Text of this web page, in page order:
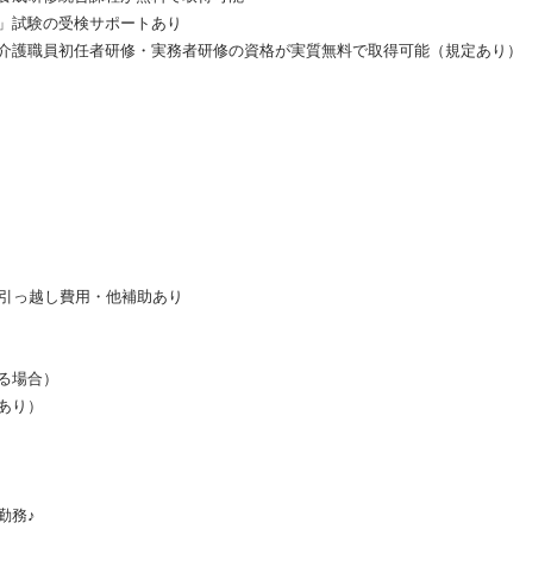
試験の受検サポートあり
護職員初任者研修・実務者研修の資格が実質無料で取得可能（規定あり）
っ越し費用・他補助あり
場合）
り）
務♪